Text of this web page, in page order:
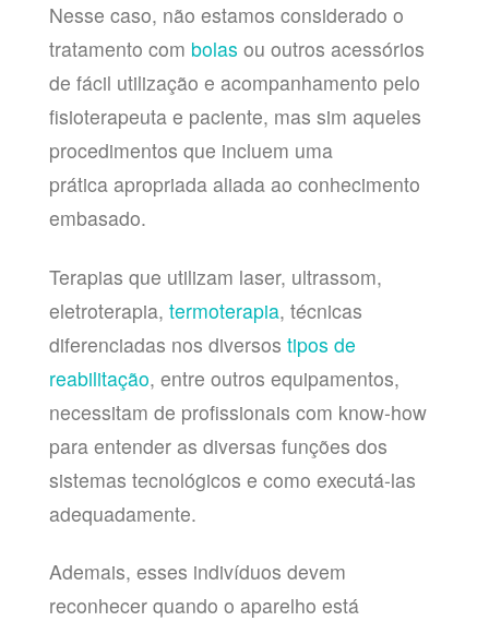
Nesse caso, não estamos considerado o
tratamento com bolas ou outros acessórios
de fácil utilização e acompanhamento pelo
fisioterapeuta e paciente, mas sim aqueles
procedimentos que incluem uma
prática apropriada aliada ao conhecimento
embasado.
Terapias que utilizam laser, ultrassom,
eletroterapia, termoterapia, técnicas
diferenciadas nos diversos tipos de
reabilitação, entre outros equipamentos,
necessitam de profissionais com know-how
para entender as diversas funções dos
sistemas tecnológicos e como executá-las
adequadamente.
Ademais, esses indivíduos devem
reconhecer quando o aparelho está